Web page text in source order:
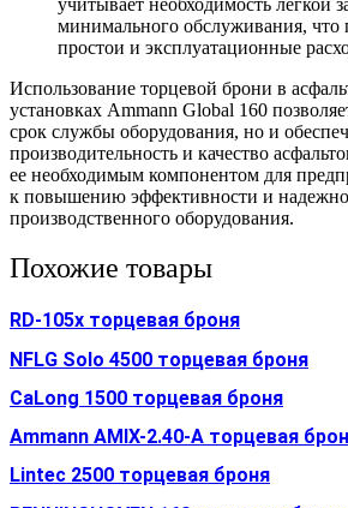
минимального обслуживания, что
простои и эксплуатационные
Использование торцевой брони в
установках Ammann Global 160
срок службы оборудования, но и
производительность и качество
ее необходимым компонентом для
к повышению эффективности и
производственного оборудования.
Похожие товары
RD-105x торцевая броня
NFLG Solo 4500 торцевая броня
CaLong 1500 торцевая броня
Ammann AMIX-2.40-A торцевая
Lintec 2500 торцевая броня